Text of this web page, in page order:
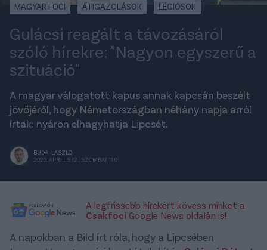
MAGYAR FOCI ÁTIGAZOLÁSOK LÉGIÓSOK
Gulácsi reagált a távozásáról
szóló hírekre: "Nagyon egyszerű a
szituáció"
A magyar válogatott kapus annak kapcsán beszélt
jövőjéről, hogy Németországban néhány napja arról
írtak: nyáron elhagyhatja Lipcsét.
BUDAI LÁSZLÓ
2025. ÁPRILIS 12., SZOMBAT 11:01
A legfrissebb hírekért kövess minket a
Csakfoci Google News oldalán is!
A napokban a Bild írt róla, hogy a Lipcsében